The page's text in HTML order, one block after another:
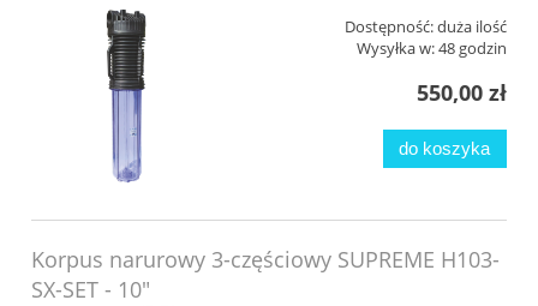
Dostępność:duża ilość
Wysyłka w:48 godzin
550,00 zł
do koszyka
Korpus narurowy 3-częściowy SUPREME H103-
SX-SET - 10"